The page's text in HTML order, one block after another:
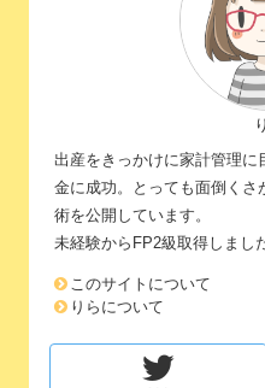
出産をきっかけに家計管理に
金に成功。とっても面倒く
術を公開しています。
未経験からFP2級取得しまし
このサイトについて
りらについて